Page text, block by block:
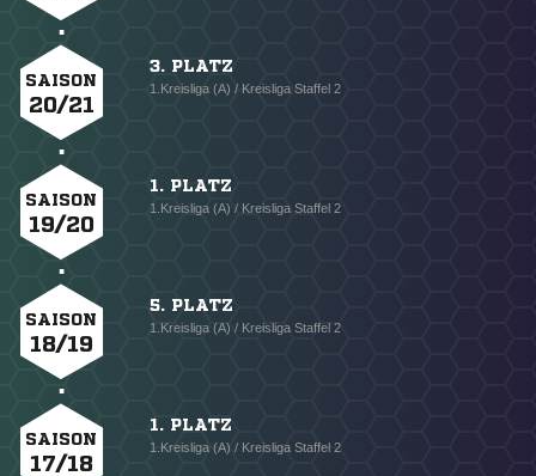
SAISON
20/21
3. PLATZ
1.Kreisliga (A) / Kreisliga Staffel 2
SAISON
19/20
1. PLATZ
1.Kreisliga (A) / Kreisliga Staffel 2
SAISON
18/19
5. PLATZ
1.Kreisliga (A) / Kreisliga Staffel 2
SAISON
17/18
1. PLATZ
1.Kreisliga (A) / Kreisliga Staffel 2